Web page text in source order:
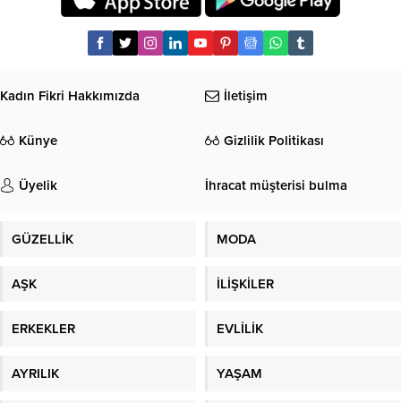
Kadın Fikri Hakkımızda İletişim
Künye Gizlilik Politikası
Üyelik İhracat müşterisi bulma
GÜZELLİK MODA
AŞK İLİŞKİLER
ERKEKLER EVLİLİK
AYRILIK YAŞAM